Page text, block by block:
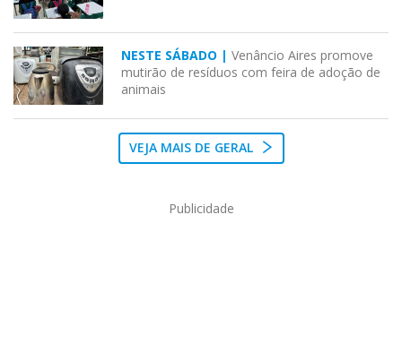
NESTE SÁBADO | Venâncio Aires promove
mutirão de resíduos com feira de adoção de
animais
VEJA MAIS DE GERAL
Publicidade